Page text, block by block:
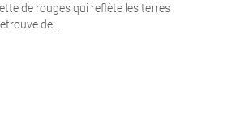
de rouges qui reflète les terres
de...